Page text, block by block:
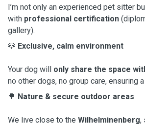
I’m not only an experienced pet sitter
with professional certification
gallery).
🐶 Exclusive, calm environment
Your dog will only share the space
no other dogs, no group care, ensuring
🌳 Nature & secure outdoor areas
We live close to the Wilhelminenberg,